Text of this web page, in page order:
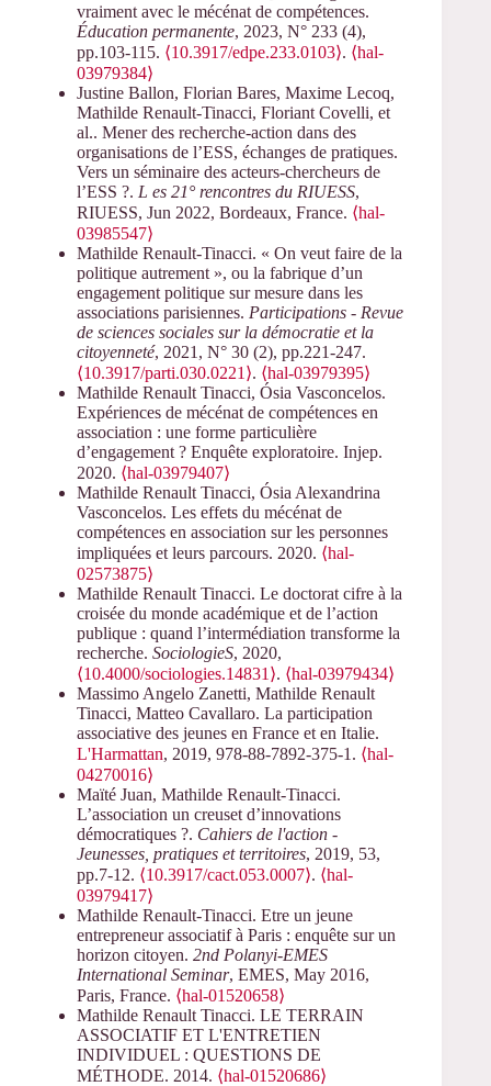
vraiment avec le mécénat de compétences.
Éducation permanente, 2023, N° 233 (4),
pp.103-115. ⟨10.3917/edpe.233.0103⟩. ⟨hal-
03979384⟩
Justine Ballon, Florian Bares, Maxime Lecoq,
Mathilde Renault-Tinacci, Floriant Covelli, et
al.. Mener des recherche-action dans des
organisations de l’ESS, échanges de pratiques.
Vers un séminaire des acteurs-chercheurs de
l’ESS ?. L es 21° rencontres du RIUESS,
RIUESS, Jun 2022, Bordeaux, France. ⟨hal-
03985547⟩
Mathilde Renault-Tinacci. « On veut faire de la
politique autrement », ou la fabrique d’un
engagement politique sur mesure dans les
associations parisiennes. Participations - Revue
de sciences sociales sur la démocratie et la
citoyenneté, 2021, N° 30 (2), pp.221-247.
⟨10.3917/parti.030.0221⟩. ⟨hal-03979395⟩
Mathilde Renault Tinacci, Ósia Vasconcelos.
Expériences de mécénat de compétences en
association : une forme particulière
d’engagement ? Enquête exploratoire. Injep.
2020. ⟨hal-03979407⟩
Mathilde Renault Tinacci, Ósia Alexandrina
Vasconcelos. Les effets du mécénat de
compétences en association sur les personnes
impliquées et leurs parcours. 2020. ⟨hal-
02573875⟩
Mathilde Renault Tinacci. Le doctorat cifre à la
croisée du monde académique et de l’action
publique : quand l’intermédiation transforme la
recherche. SociologieS, 2020,
⟨10.4000/sociologies.14831⟩. ⟨hal-03979434⟩
Massimo Angelo Zanetti, Mathilde Renault
Tinacci, Matteo Cavallaro. La participation
associative des jeunes en France et en Italie.
L'Harmattan, 2019, 978-88-7892-375-1. ⟨hal-
04270016⟩
Maïté Juan, Mathilde Renault-Tinacci.
L’association un creuset d’innovations
démocratiques ?. Cahiers de l'action -
Jeunesses, pratiques et territoires, 2019, 53,
pp.7-12. ⟨10.3917/cact.053.0007⟩. ⟨hal-
03979417⟩
Mathilde Renault-Tinacci. Etre un jeune
entrepreneur associatif à Paris : enquête sur un
horizon citoyen. 2nd Polanyi-EMES
International Seminar, EMES, May 2016,
Paris, France. ⟨hal-01520658⟩
Mathilde Renault Tinacci. LE TERRAIN
ASSOCIATIF ET L'ENTRETIEN
INDIVIDUEL : QUESTIONS DE
MÉTHODE. 2014. ⟨hal-01520686⟩